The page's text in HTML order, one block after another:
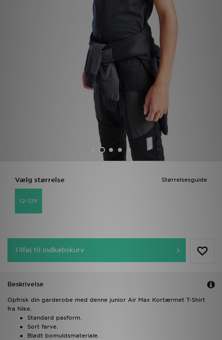
Størrelsesguide
Vælg størrelse
12-13Y
Tilføj til indkøbskurv
Beskrivelse
Opfrisk din garderobe med denne junior Air Max Kortærmet T-Shirt
fra Nike.
Standard pasform.
Sort farve.
Blødt bomuldsmateriale.